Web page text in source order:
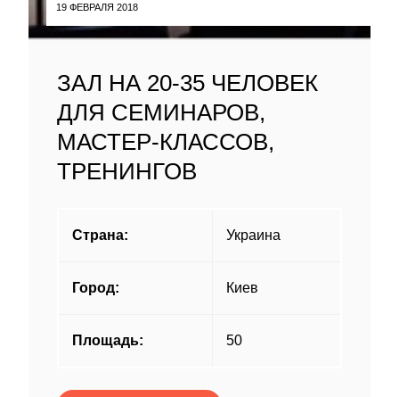
19 ФЕВРАЛЯ 2018
ЗАЛ НА 20-35 ЧЕЛОВЕК
ДЛЯ СЕМИНАРОВ,
МАСТЕР-КЛАССОВ,
ТРЕНИНГОВ
Страна: Украина
Город: Киев
Площадь: 50